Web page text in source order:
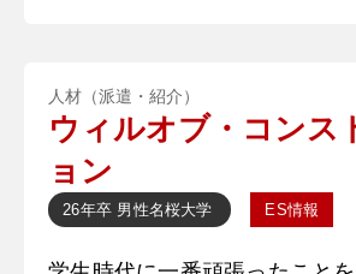
を担当しています。とても多く
会社ですが、今回は2つ紹介し
は、社員の皆さんが同じ目標に
ところです！社員の方は熱血さ
人材（派遣・紹介）
ウィルオブ・コンス
ョン
26年卒 男性名桜大学 ES情報